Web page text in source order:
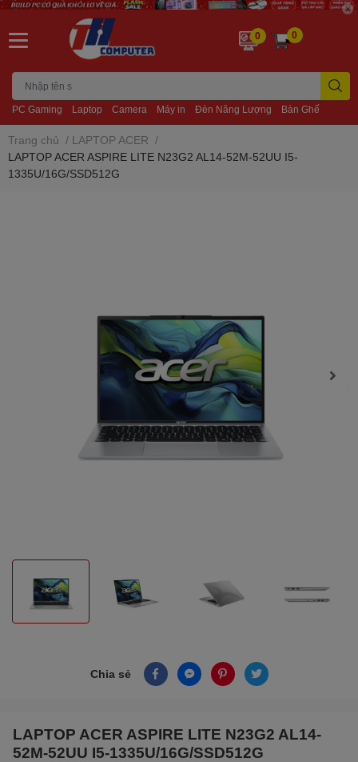
PC Gaming Laptop Camera Máy in Đèn Năng Lượng Bàn Ghế
0 0
Trang chủ / LAPTOP ACER /
LAPTOP ACER ASPIRE LITE N23G2 AL14-52M-52UU I5-
1335U/16G/SSD512G
Chia sẻ
LAPTOP ACER ASPIRE LITE N23G2 AL14-
52M-52UU I5-1335U/16G/SSD512G